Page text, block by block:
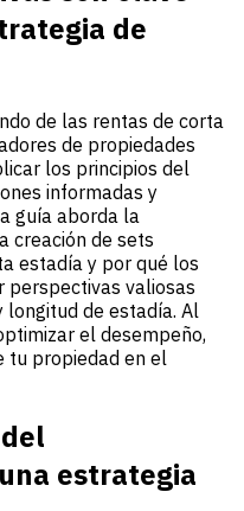
de
de las rentas de corta
de propiedades
los principios del
informadas y
guía aborda la
creación de sets
estadía y por qué los
perspectivas valiosas
de estadía. Al
el desempeño,
tu propiedad en el
estrategia